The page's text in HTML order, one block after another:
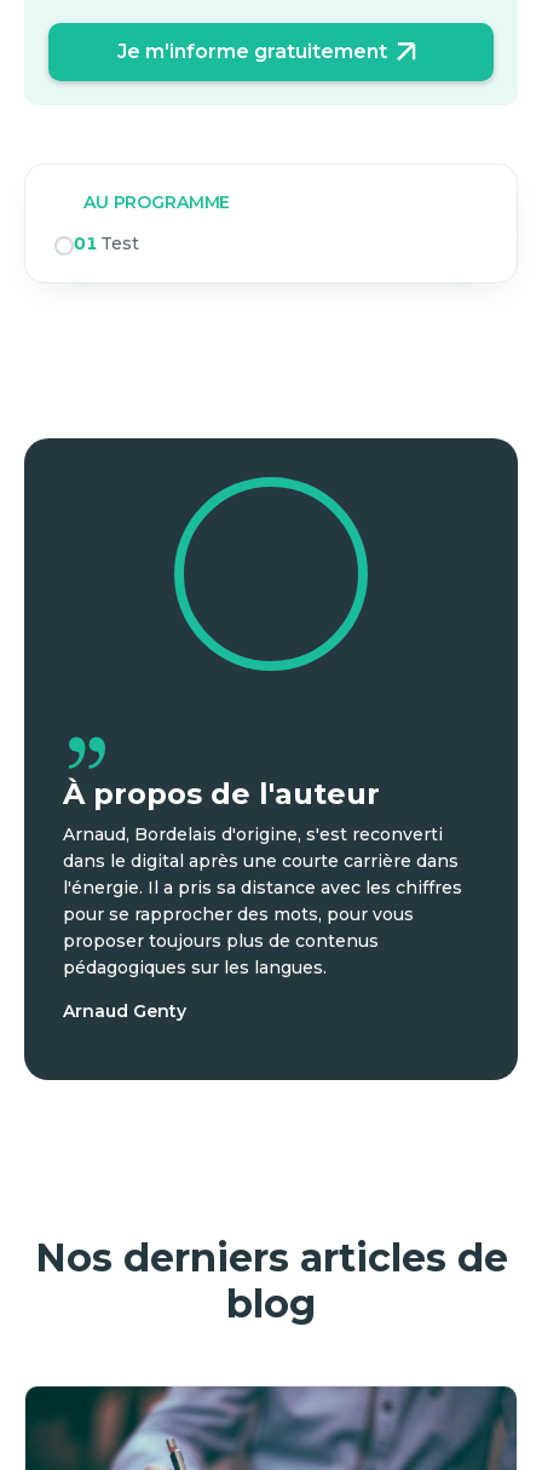
Je m'informe gratuitement
AU PROGRAMME
01 Test
À propos de l'auteur
Arnaud, Bordelais d'origine, s'est reconverti
dans le digital après une courte carrière dans
l'énergie. Il a pris sa distance avec les chiffres
pour se rapprocher des mots, pour vous
proposer toujours plus de contenus
pédagogiques sur les langues.
Arnaud Genty
Nos derniers articles de
blog